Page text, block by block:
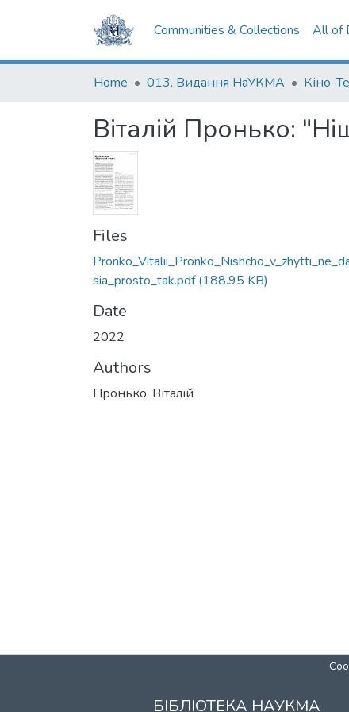
Communities & Collections All of
Home 013. Видання НаУКМА Кіно-
Віталій Пронько:
Files
sia_prosto_tak.pdf(188.95 KB)
Date
2022
Authors
Пронько, Віталій
БІБЛІОТЕКА НАУКМА